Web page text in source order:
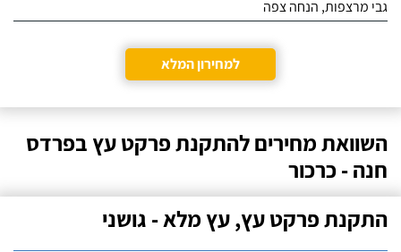
גבי מרצפות, הנחה צפה
למחירון המלא
השוואת מחירים להתקנת פרקט עץ בפרדס
חנה - כרכור
התקנת פרקט עץ, עץ מלא - גושני